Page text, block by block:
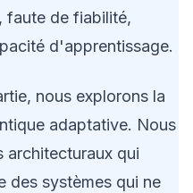
faute de fiabilité,
d'apprentissage.
nous explorons la
adaptative. Nous
architecturaux qui
des systèmes qui ne